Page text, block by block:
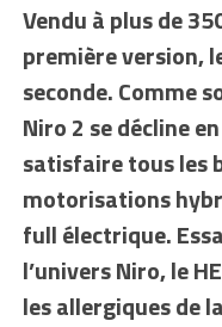
Vendu à plus de
première version,
seconde. Comme
Niro 2 se décline
satisfaire tous les
motorisations
full électrique.
l’univers Niro, le
les allergiques de